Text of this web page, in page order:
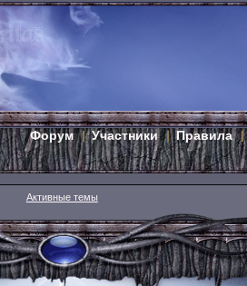
Форум Участники Правила
Активные темы